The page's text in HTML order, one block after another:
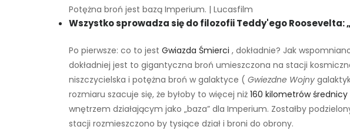
Potężna broń jest bazą Imperium. | Lucasfilm
Wszystko sprowadza się do filozofii Teddy'ego Roosevelta:
Po pierwsze: co to jest Gwiazda Śmierci , dokładnie? Jak
dokładniej jest to gigantyczna broń umieszczona na stacji
niszczycielska i potężna broń w galaktyce ( Gwiezdne Wojny
rozmiaru szacuje się, że byłoby to więcej niż 160 kilometrów średnicy
wnętrzem działającym jako „baza” dla Imperium. Zostałby
stacji rozmieszczono by tysiące dział i broni do obrony.